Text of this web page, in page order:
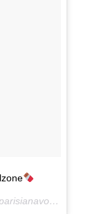
Une vidéo publiée par Parisianavores (@parisianavores) le